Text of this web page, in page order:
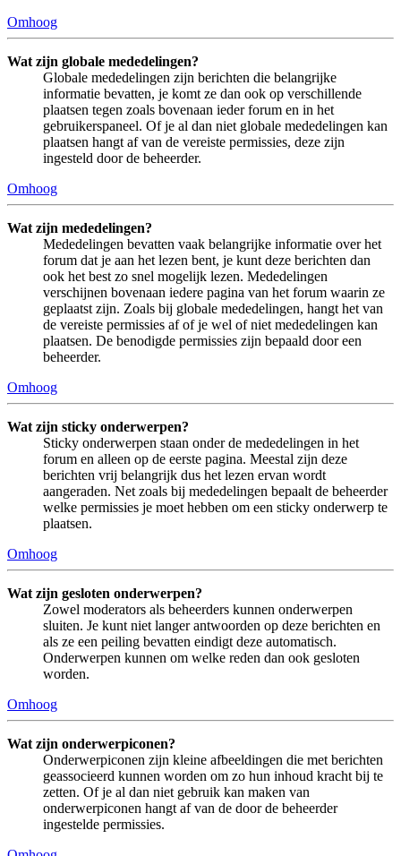
Omhoog
Wat zijn globale mededelingen?
Globale mededelingen zijn berichten die belangrijke
informatie bevatten, je komt ze dan ook op verschillende
plaatsen tegen zoals bovenaan ieder forum en in het
gebruikerspaneel. Of je al dan niet globale mededelingen kan
plaatsen hangt af van de vereiste permissies, deze zijn
ingesteld door de beheerder.
Omhoog
Wat zijn mededelingen?
Mededelingen bevatten vaak belangrijke informatie over het
forum dat je aan het lezen bent, je kunt deze berichten dan
ook het best zo snel mogelijk lezen. Mededelingen
verschijnen bovenaan iedere pagina van het forum waarin ze
geplaatst zijn. Zoals bij globale mededelingen, hangt het van
de vereiste permissies af of je wel of niet mededelingen kan
plaatsen. De benodigde permissies zijn bepaald door een
beheerder.
Omhoog
Wat zijn sticky onderwerpen?
Sticky onderwerpen staan onder de mededelingen in het
forum en alleen op de eerste pagina. Meestal zijn deze
berichten vrij belangrijk dus het lezen ervan wordt
aangeraden. Net zoals bij mededelingen bepaalt de beheerder
welke permissies je moet hebben om een sticky onderwerp te
plaatsen.
Omhoog
Wat zijn gesloten onderwerpen?
Zowel moderators als beheerders kunnen onderwerpen
sluiten. Je kunt niet langer antwoorden op deze berichten en
als ze een peiling bevatten eindigt deze automatisch.
Onderwerpen kunnen om welke reden dan ook gesloten
worden.
Omhoog
Wat zijn onderwerpiconen?
Onderwerpiconen zijn kleine afbeeldingen die met berichten
geassocieerd kunnen worden om zo hun inhoud kracht bij te
zetten. Of je al dan niet gebruik kan maken van
onderwerpiconen hangt af van de door de beheerder
ingestelde permissies.